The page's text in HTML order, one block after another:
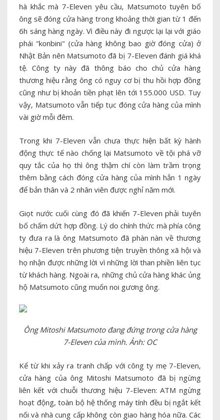
hà khắc mà 7-Eleven yêu cầu, Matsumoto tuyên bố
ông sẽ đóng cửa hàng trong khoảng thời gian từ 1 đến
6h sáng hàng ngày. Vì điều này đi ngược lại lại với giáo
phái "konbini" (cửa hàng không bao giờ đóng cửa) ở
Nhật Bản nên Matsumoto đã bị 7-Eleven đánh giá khá
tệ. Công ty này đã thông báo cho chủ cửa hàng
thương hiệu rằng ông có nguy cơ bị thu hồi hợp đồng
cũng như bị khoản tiền phạt lên tới 155.000 USD. Tuy
vậy, Matsumoto vẫn tiếp tục đóng cửa hàng của mình
vài giờ mỗi đêm.
Trong khi 7-Eleven vẫn chưa thực hiện bất kỳ hành
động thực tế nào chống lại Matsumoto về tội phá vỡ
quy tắc của họ thì ông thậm chí còn làm trầm trọng
thêm bằng cách đóng cửa hàng của mình hẳn 1 ngày
để bản thân và 2 nhân viên được nghỉ năm mới.
Giọt nước cuối cùng đó đã khiến 7-Eleven phải tuyên
bố chấm dứt hợp đồng. Lý do chính thức mà phía công
ty đưa ra là ông Matsumoto đã phàn nàn về thương
hiệu 7-Eleven trên phương tiện truyền thông xã hội và
họ nhận được những lời vì những lời than phiền liên tục
từ khách hàng. Ngoài ra, những chủ cửa hàng khác ủng
hộ Matsumoto cũng muốn noi gương ông.
Ông Mitoshi Matsumoto đang đứng trong cửa hàng
7-Eleven của mình. Ảnh: OC
Kể từ khi xảy ra tranh chấp với công ty mẹ 7-Eleven,
cửa hàng của ông Mitoshi Matsumoto đã bị ngừng
liên kết với chuỗi thương hiệu 7-Eleven: ATM ngừng
hoạt động, toàn bộ hệ thống máy tính đều bị ngắt kết
nối và nhà cung cấp không còn giao hàng hóa nữa. Các